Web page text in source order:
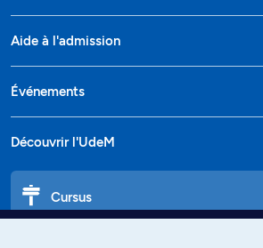
Aide à l'admission
Événements
Découvrir l'UdeM
Cursus